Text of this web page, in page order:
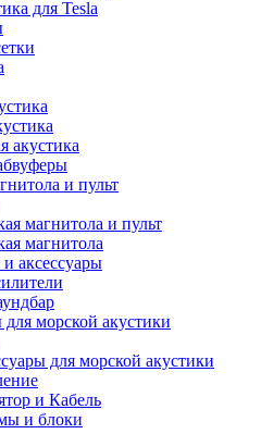
для Tesla
акустика
и пульт
магнитола и пульт
магнитола
аксессуары
для морской акустики
для морской акустики
и Кабель
и блоки